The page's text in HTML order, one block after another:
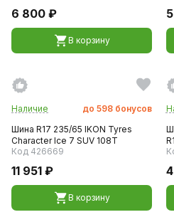
6 800 ₽
В корзину
Наличие до 598 бонусов
Шина R17 235/65 IKON Tyres
Character Ice 7 SUV 108T
Код 426669
11 951 ₽
В корзину